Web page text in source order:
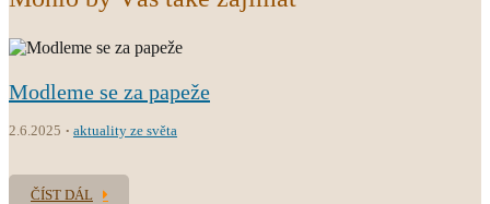
Modleme se za papeže
2.6.2025 aktuality ze světa
ČÍST DÁL